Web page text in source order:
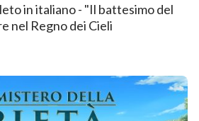
in italiano - "Il battesimo del
nel Regno dei Cieli